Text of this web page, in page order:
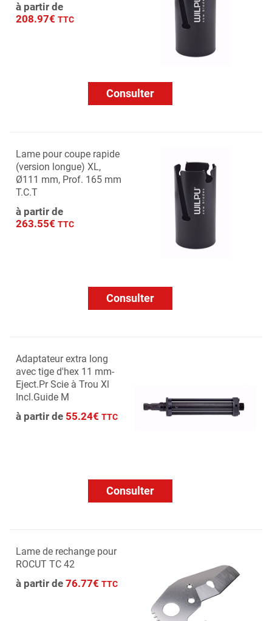
à partir de
208.97€ TTC
Consulter
Lame pour coupe rapide
(version longue) XL,
Ø111 mm, Prof. 165 mm
T.C.T
à partir de
263.55€ TTC
Consulter
Adaptateur extra long
avec tige d'hex 11 mm-
Eject.Pr Scie à Trou Xl
Incl.Guide M
à partir de 55.24€ TTC
Consulter
Lame de rechange pour
ROCUT TC 42
à partir de 76.77€ TTC